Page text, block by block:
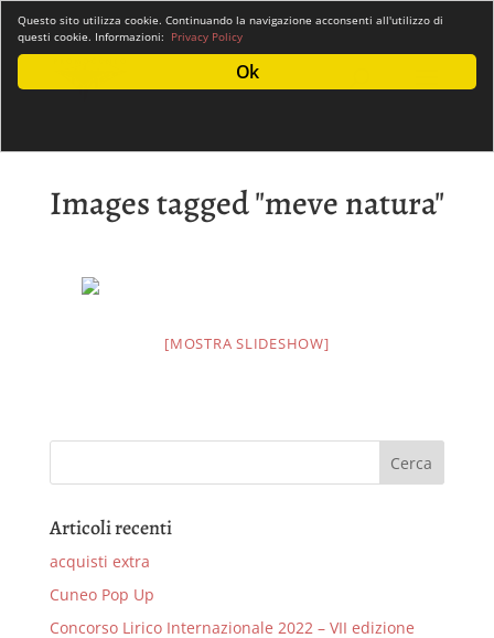
info@promocuneo.it
Images tagged "meve natura"
[MOSTRA SLIDESHOW]
Articoli recenti
acquisti extra
Cuneo Pop Up
Concorso Lirico Internazionale 2022 – VII edizione
Questo sito utilizza cookie. Continuando la navigazione acconsenti all'utilizzo di
questi cookie. Informazioni: Privacy Policy
Ok